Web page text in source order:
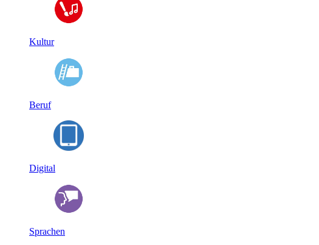
Kultur
Beruf
Digital
Sprachen